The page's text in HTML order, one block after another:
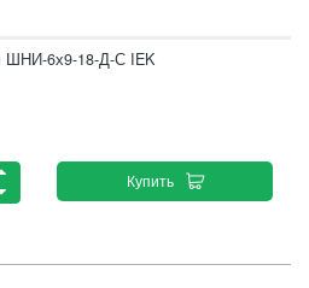
ШНИ-6х9-18-Д-С IEK
Купить